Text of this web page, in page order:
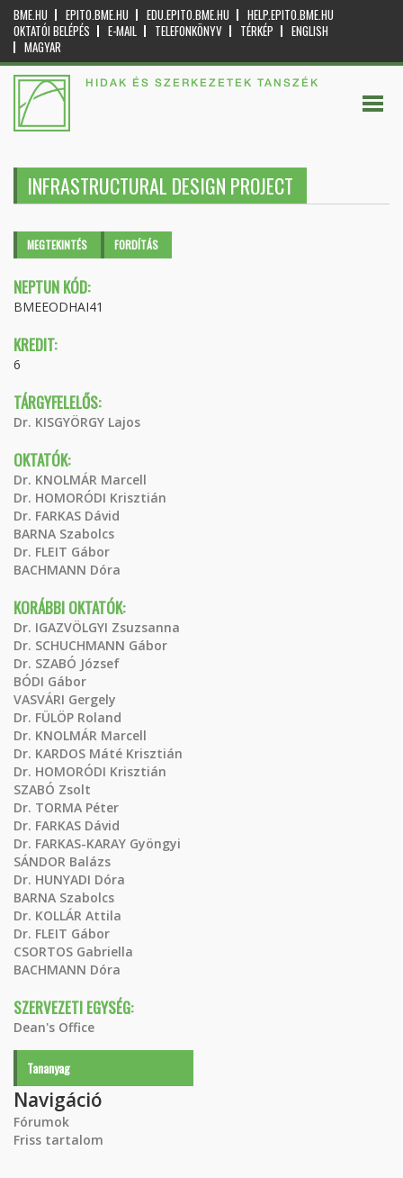
BME.HU EPITO.BME.HU EDU.EPITO.BME.HU
HELP.EPITO.BME.HU
OKTATÓI BELÉPÉS
E-MAIL TELEFONKÖNYV TÉRKÉP
ENGLISH
MAGYAR
HIDAK ÉS SZERKEZETEK TANSZÉK
INFRASTRUCTURAL DESIGN PROJECT
Elsődleges fülek
MEGTEKINTÉS (AKTÍVFORDÍTÁS
NEPTUN KÓD:
BMEEODHAI41
KREDIT:
6
TÁRGYFELELŐS:
Dr. KISGYÖRGY Lajos
OKTATÓK:
Dr. KNOLMÁR Marcell
Dr. HOMORÓDI Krisztián
Dr. FARKAS Dávid
BARNA Szabolcs
Dr. FLEIT Gábor
BACHMANN Dóra
KORÁBBI OKTATÓK:
Dr. IGAZVÖLGYI Zsuzsanna
Dr. SCHUCHMANN Gábor
Dr. SZABÓ József
BÓDI Gábor
VASVÁRI Gergely
Dr. FÜLÖP Roland
Dr. KNOLMÁR Marcell
Dr. KARDOS Máté Krisztián
Dr. HOMORÓDI Krisztián
SZABÓ Zsolt
Dr. TORMA Péter
Dr. FARKAS Dávid
Dr. FARKAS-KARAY Gyöngyi
SÁNDOR Balázs
Dr. HUNYADI Dóra
BARNA Szabolcs
Dr. KOLLÁR Attila
Dr. FLEIT Gábor
CSORTOS Gabriella
BACHMANN Dóra
SZERVEZETI EGYSÉG:
Dean's Office
Tananyag
Navigáció
Fórumok
Friss tartalom